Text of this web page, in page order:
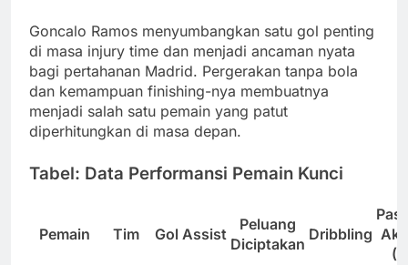
Goncalo Ramos menyumbangkan satu gol penting
di masa injury time dan menjadi ancaman nyata
bagi pertahanan Madrid. Pergerakan tanpa bola
dan kemampuan finishing-nya membuatnya
menjadi salah satu pemain yang patut
diperhitungkan di masa depan.
Tabel: Data Performansi Pemain Kunci
Pemain Tim Gol Assist
Peluang
Diciptakan
Dribbling